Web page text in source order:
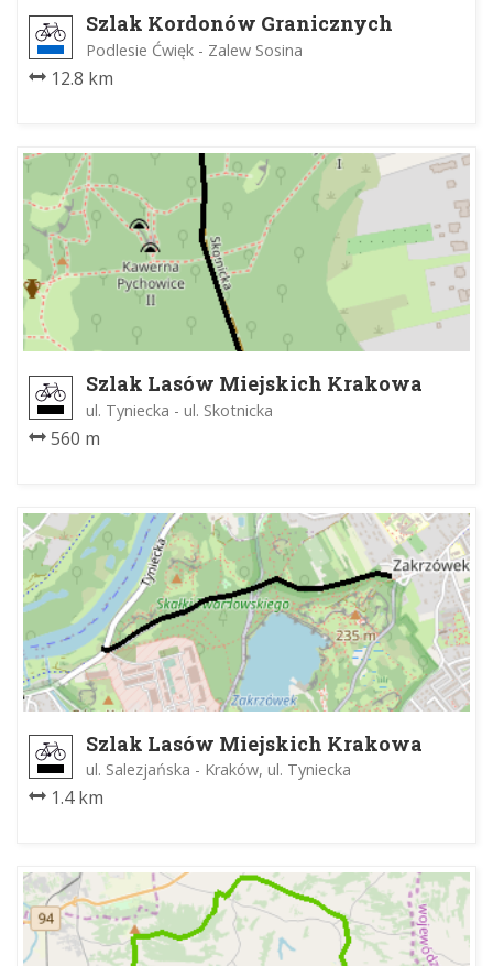
Szlak Kordonów Granicznych
Podlesie Ćwięk - Zalew Sosina
12.8 km
Szlak Lasów Miejskich Krakowa
ul. Tyniecka - ul. Skotnicka
560 m
Szlak Lasów Miejskich Krakowa
ul. Salezjańska - Kraków, ul. Tyniecka
1.4 km